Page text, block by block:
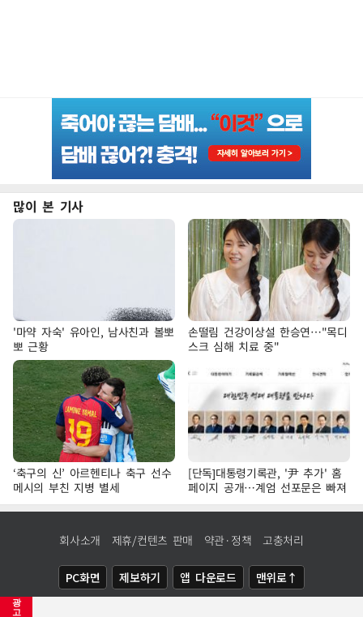
광
고
많이 본 기사
'마약 자숙' 유아인, 남사친과 볼뽀
뽀 근황
손떨림 건강이상설 한승연…"목디
스크 심해 치료 중"
‘축구의 신’ 아르헨티나 축구 선수
메시의 부친 지병 별세
[단독]대통령기록관, '尹 추가' 홈
페이지 공개…계엄 선포문은 빠져
회사소개 제휴/컨텐츠 판매 약관·정책 고충처리
PC화면 제보하기 앱 다운로드 맨위로↑